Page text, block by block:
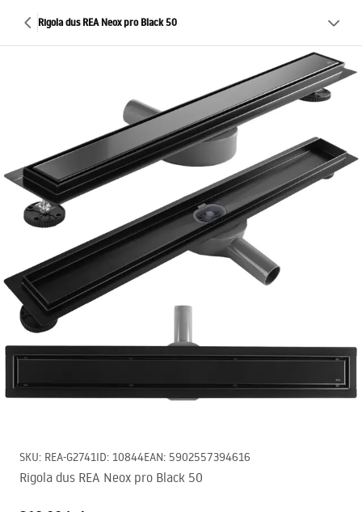
Rigola dus REA Neox pro Black 50
SKU: REA-G2741ID: 10844EAN: 5902557394616
Rigola dus REA Neox pro Black 50